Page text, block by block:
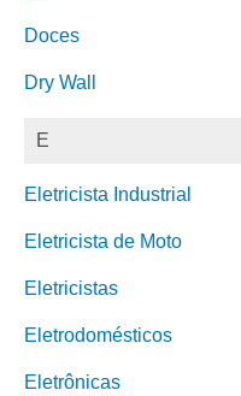
Doces
Dry Wall
E
Eletricista Industrial
Eletricista de Moto
Eletricistas
Eletrodomésticos
Eletrônicas